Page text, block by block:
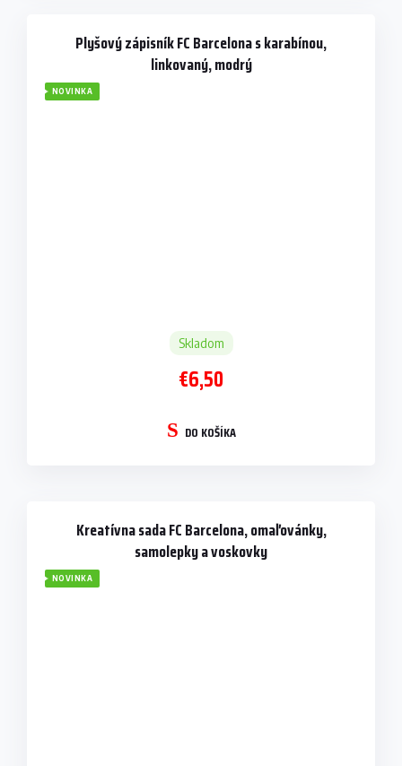
Plyšový zápisník FC Barcelona s karabínou,
linkovaný, modrý
NOVINKA
Skladom
€6,50
DO KOŠÍKA
Kreatívna sada FC Barcelona, omaľovánky,
samolepky a voskovky
NOVINKA